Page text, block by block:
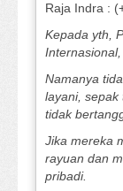
Raja Indra :
Kepada yth,
Namanya
layani, sepak
tidak
Jika mereka
rayuan dan
pribadi.